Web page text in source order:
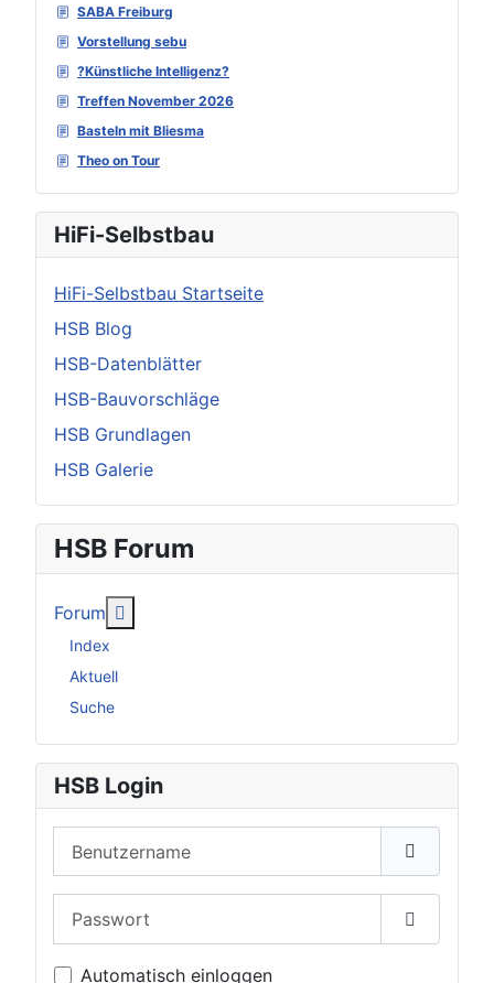
SABA Freiburg
Vorstellung sebu
?Künstliche Intelligenz?
Treffen November 2026
Basteln mit Bliesma
Theo on Tour
HiFi-Selbstbau
HiFi-Selbstbau Startseite
HSB Blog
HSB-Datenblätter
HSB-Bauvorschläge
HSB Grundlagen
HSB Galerie
HSB Forum
Forum
Index
Aktuell
Suche
HSB Login
Passwort
Automatisch einloggen